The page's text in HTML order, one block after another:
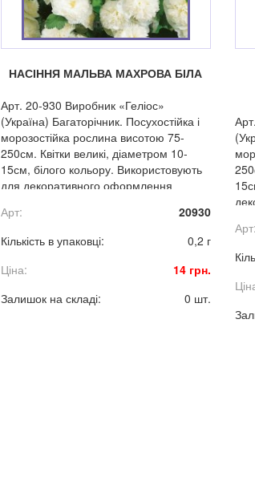
НАСІННЯ МАЛЬВА МАХРОВА БІЛА
Арт. 20-930 Виробник «Геліос»
(Україна) Багаторічник. Посухостійка і
морозостійка рослина висотою 75-
250см. Квітки великі, діаметром 10-
15см, білого кольору. Використовують
для декоративного оформлення
Арт:
20930
Кількість в упаковці:
0,2 г
Ціна:
14 грн.
Залишок на складі:
0 шт.
Арт: